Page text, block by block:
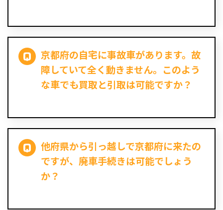
京都府の自宅に事故車があります。故
障していて全く動きません。このよう
な車でも買取と引取は可能ですか？
他府県から引っ越しで京都府に来たの
ですが、廃車手続きは可能でしょう
か？